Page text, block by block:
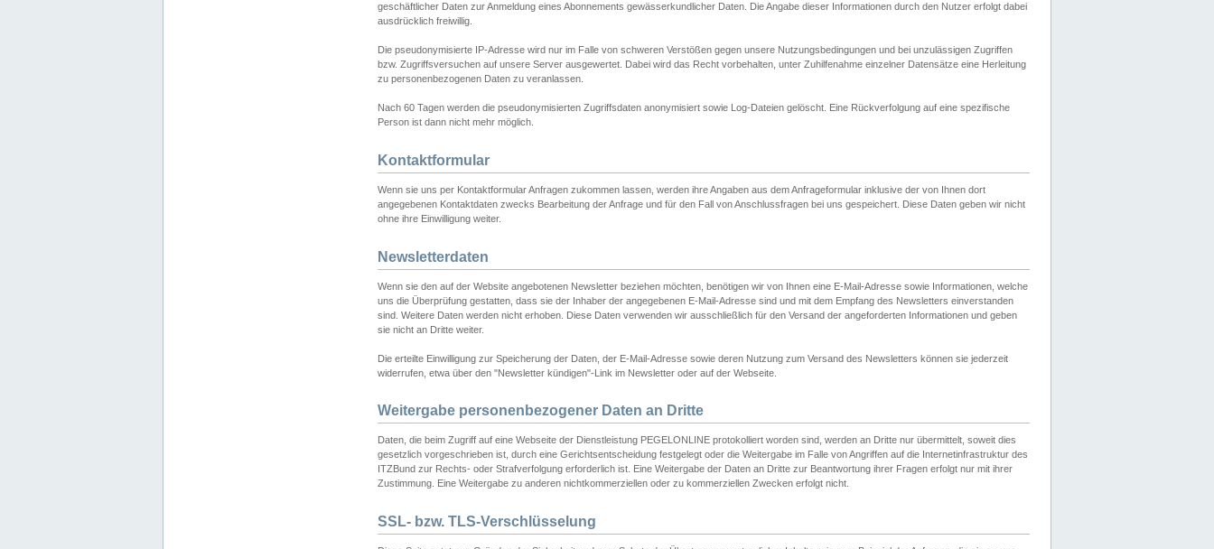
geschäftlicher Daten zur Anmeldung eines Abonnements gewässerkundlicher Daten. Die Angabe dieser Informationen durch den Nutzer erfolgt dabei
ausdrücklich freiwillig.
Die pseudonymisierte IP-Adresse wird nur im Falle von schweren Verstößen gegen unsere Nutzungsbedingungen und bei unzulässigen Zugriffen
bzw. Zugriffsversuchen auf unsere Server ausgewertet. Dabei wird das Recht vorbehalten, unter Zuhilfenahme einzelner Datensätze eine Herleitung
zu personenbezogenen Daten zu veranlassen.
Nach 60 Tagen werden die pseudonymisierten Zugriffsdaten anonymisiert sowie Log-Dateien gelöscht. Eine Rückverfolgung auf eine spezifische
Person ist dann nicht mehr möglich.
Kontaktformular
Wenn sie uns per Kontaktformular Anfragen zukommen lassen, werden ihre Angaben aus dem Anfrageformular inklusive der von Ihnen dort
angegebenen Kontaktdaten zwecks Bearbeitung der Anfrage und für den Fall von Anschlussfragen bei uns gespeichert. Diese Daten geben wir nicht
ohne ihre Einwilligung weiter.
Newsletterdaten
Wenn sie den auf der Website angebotenen Newsletter beziehen möchten, benötigen wir von Ihnen eine E-Mail-Adresse sowie Informationen, welche
uns die Überprüfung gestatten, dass sie der Inhaber der angegebenen E-Mail-Adresse sind und mit dem Empfang des Newsletters einverstanden
sind. Weitere Daten werden nicht erhoben. Diese Daten verwenden wir ausschließlich für den Versand der angeforderten Informationen und geben
sie nicht an Dritte weiter.
Die erteilte Einwilligung zur Speicherung der Daten, der E-Mail-Adresse sowie deren Nutzung zum Versand des Newsletters können sie jederzeit
widerrufen, etwa über den "Newsletter kündigen"-Link im Newsletter oder auf der Webseite.
Weitergabe personenbezogener Daten an Dritte
Daten, die beim Zugriff auf eine Webseite der Dienstleistung PEGELONLINE protokolliert worden sind, werden an Dritte nur übermittelt, soweit dies
gesetzlich vorgeschrieben ist, durch eine Gerichtsentscheidung festgelegt oder die Weitergabe im Falle von Angriffen auf die Internetinfrastruktur des
ITZBund zur Rechts- oder Strafverfolgung erforderlich ist. Eine Weitergabe der Daten an Dritte zur Beantwortung ihrer Fragen erfolgt nur mit ihrer
Zustimmung. Eine Weitergabe zu anderen nichtkommerziellen oder zu kommerziellen Zwecken erfolgt nicht.
SSL- bzw. TLS-Verschlüsselung